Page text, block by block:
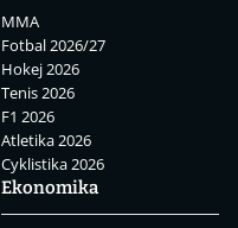
MMA
Fotbal 2026/27
Hokej 2026
Tenis 2026
F1 2026
Atletika 2026
Cyklistika 2026
Ekonomika